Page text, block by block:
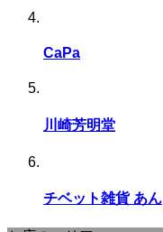
CaPa
川崎芳明堂
チベット雑貨 あん